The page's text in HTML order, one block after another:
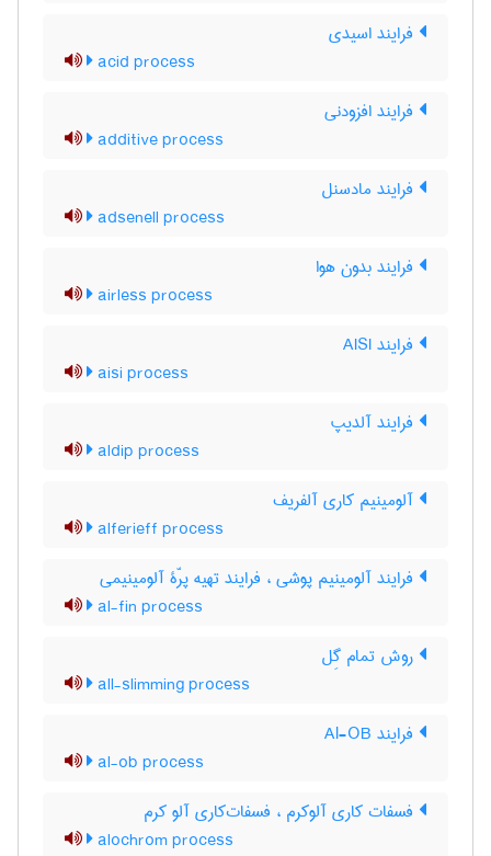
فرایند اسیدی
acid process
فرایند افزودنی
additive process
فرایند مادسنل
adsenell process
فرایند بدون هوا
airless process
فرایند AISI
aisi process
فرایند آلدیپ
aldip process
آلومینیم کاری آلفریف
alferieff process
فرایند آلومینیم پوشی ، فرایند تهیه پرّۀ آلومینیمی
al-fin process
روش تمام گِل
all-slimming process
فرایند Al-OB
al-ob process
فسفات کاری آلوکرم ، فسفات‌کاری آلو کرم
alochrom process